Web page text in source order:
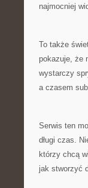
najmocniej
To także
pokazuje, że
wystarczy
a czasem
Serwis ten
długi czas.
którzy chcą
jak stworzyć